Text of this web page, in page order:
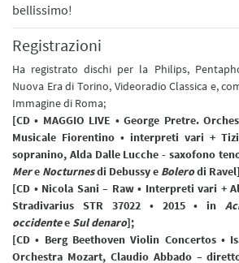
bellissimo!
Registrazioni
Ha registrato dischi per la Philips,
Nuova Era di Torino, Videoradio Classica e,
Immagine di Roma;
[CD • MAGGIO LIVE • George Pretre.
Musicale Fiorentino • interpreti vari +
sopranino, Alda Dalle Lucche - saxofono
Mere Nocturnesdi Debussy e Bolerodi
[CD • Nicola Sani ‎– Raw • Interpreti vari +
Stradivarius STR 37022 • 2015 • in
occidentee Sul denaro];
[CD • Berg Beethoven Violin Concertos •
Orchestra Mozart, Claudio Abbado –